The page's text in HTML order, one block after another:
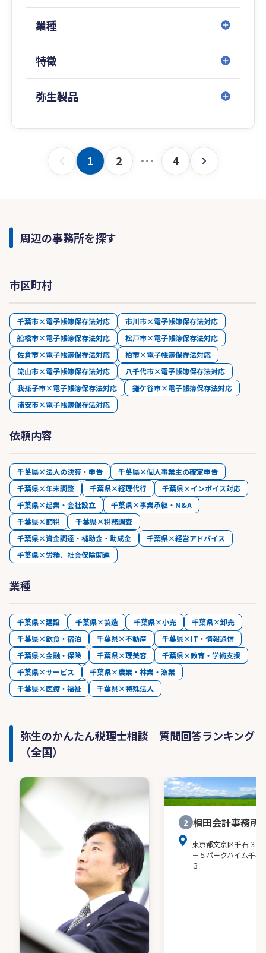
経営から資産承継まで一貫してサポート可能で
す。
抑えて家族へ円満に引き継ぎたい」など、
承継・相続に関するお悩みはお気軽にご相談くだ
さい。
業種
特徴
弥生製品
1 2 4
周辺の事務所を探す
市区町村
千葉市×電子帳簿保存法対応
市川市×電子帳簿保存法対応
船橋市×電子帳簿保存法対応
松戸市×電子帳簿保存法対応
佐倉市×電子帳簿保存法対応
柏市×電子帳簿保存法対応
流山市×電子帳簿保存法対応
八千代市×電子帳簿保存法対応
我孫子市×電子帳簿保存法対応
鎌ケ谷市×電子帳簿保存法対応
浦安市×電子帳簿保存法対応
依頼内容
千葉県×法人の決算・申告
千葉県×個人事業主の確定申告
千葉県×年末調整
千葉県×経理代行
千葉県×インボイス対応
千葉県×起業・会社設立
千葉県×事業承継・M&A
千葉県×節税
千葉県×税務調査
千葉県×資金調達・補助金・助成金
千葉県×経営アドバイス
千葉県×労務、社会保険関連
業種
千葉県×建設 千葉県×製造 千葉県×小売
千葉県×卸売
千葉県×飲食・宿泊
千葉県×不動産
千葉県×IT・情報通信
千葉県×金融・保険
千葉県×理美容
千葉県×教育・学術支援
千葉県×サービス
千葉県×農業・林業・漁業
千葉県×医療・福祉
千葉県×特殊法人
弥生のかんたん税理士相談 質問回答ランキング
（全国）
2 相田会計事務所
東京都文京区千石３－
－５パークハイム千石
３